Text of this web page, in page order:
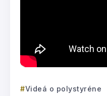
Videá o polystyréne